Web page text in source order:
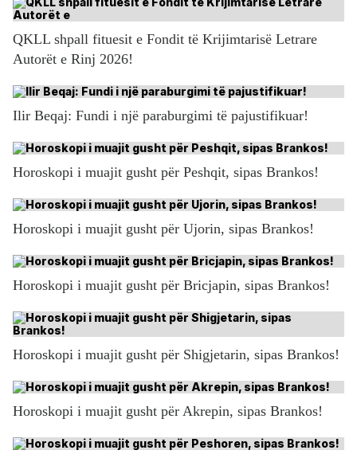
QKLL shpall fituesit e Fondit të Krijimtarisë Letrare
Autorët e Rinj 2026!
Ilir Beqaj: Fundi i një paraburgimi të pajustifikuar!
Horoskopi i muajit gusht për Peshqit, sipas Brankos!
Horoskopi i muajit gusht për Ujorin, sipas Brankos!
Horoskopi i muajit gusht për Bricjapin, sipas Brankos!
Horoskopi i muajit gusht për Shigjetarin, sipas Brankos!
Horoskopi i muajit gusht për Akrepin, sipas Brankos!